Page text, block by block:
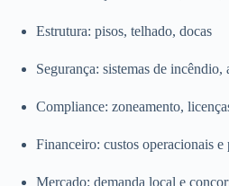
Estrutura: pisos, telhado, docas
Segurança: sistemas de incêndio,
Compliance: zoneamento,
Financeiro: custos operacionais
Mercado: demanda local e